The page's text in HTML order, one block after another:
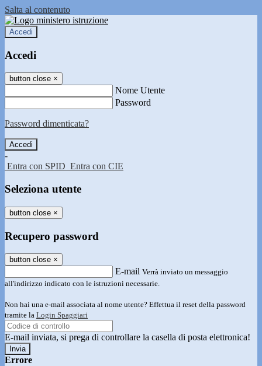
Salta al contenuto
Accedi
Accedi
button close ×
Nome Utente
Password
Password dimenticata?
-
Entra con SPID Entra con CIE
Seleziona utente
button close ×
Recupero password
button close ×
E-mail Verrà inviato un messaggio
all'indirizzo indicato con le istruzioni necessarie.
Non hai una e-mail associata al nome utente? Effettua il reset della password
tramite la Login Spaggiari
E-mail inviata, si prega di controllare la casella di posta elettronica!
Errore